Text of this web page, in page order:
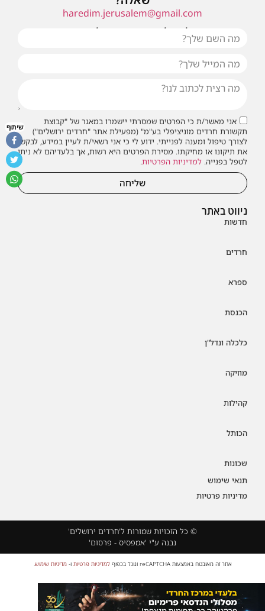
ניווט באתר
חדשות
חרדים
ספרא
הכנסת
כלכלה ונדל"ן
מוזיקה
קהילות
הכותל
שכונות
תנאי שימוש
מדיניות פרטיות
haredim.jerusalem@gmail.com
או שילחו אלינו פנייה ונחזור אליכם בהקדם
אני מאשר/ת כי הפרטים שמסרתי יישמרו במאגר של "קבוצת
תקשורת חרדים מוניציפלי בע"מ" (מפעילת אתר "חרדים ירושלים")
לצורך טיפול ומענה לפנייתי. ידוע לי כי אני רשאי/ת לעיין במידע, לבקש
את תיקונו או מחיקתו. מסירת הפרטים היא רשות, אך בלעדיהם לא ניתן
לטפל בפנייה. למדיניות הפרטיות.
שליחה
© כל הזכויות שמורות ל'חרדים ירושלים'
נבנה ע"י 'אמפסיס - פרסום'
אתר זה מאובטח באמצעות reCAPTCHA וגוגל בכפוף למדיניות פרטיות ו-מדיניות שימוש.
שיתוף